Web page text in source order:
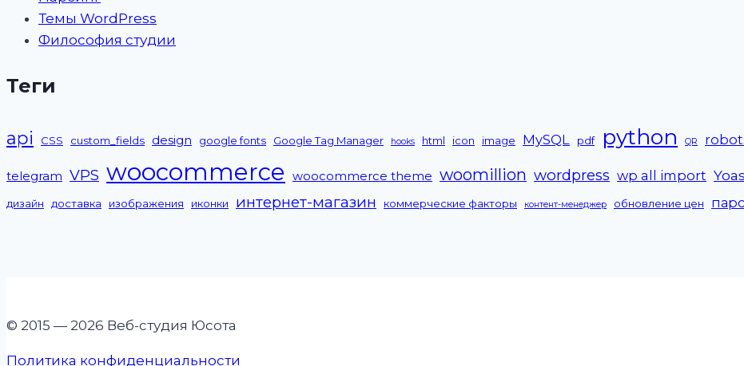
Темы WordPress
Философия студии
Теги
api CSS custom_fields design google fonts Google Tag Manager hooks html icon image MySQL pdf python QR
telegram VPS woocommerce woocommerce theme woomillion wordpress wp all import
дизайн доставка изображения иконки интернет-магазин коммерческие факторы контент-менеджер обновление цен
© 2015 — 2026 Веб-студия Юсота
Политика конфиденциальности